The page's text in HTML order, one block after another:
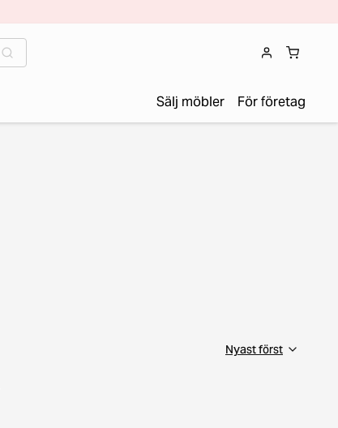
Sälj möbler För företag